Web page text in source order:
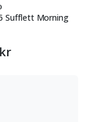
Sufflett Morning